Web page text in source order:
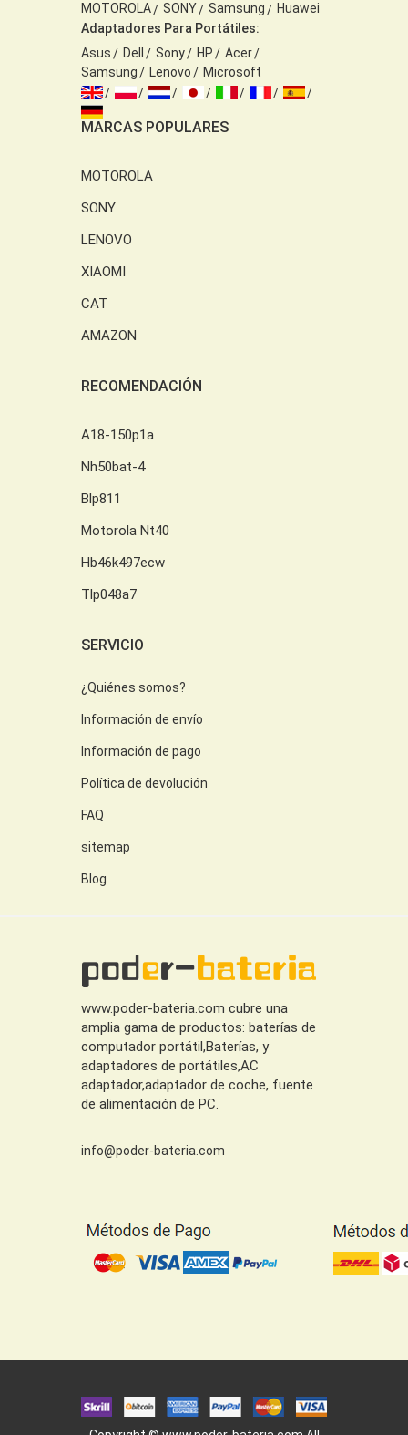
MOTOROLA
SONY Samsung
Huawei
Adaptadores Para Portátiles:
Asus
Dell Sony HP
Acer
Samsung
Lenovo Microsoft
MARCAS POPULARES
MOTOROLA
SONY
LENOVO
XIAOMI
CAT
AMAZON
RECOMENDACIÓN
A18-150p1a
Nh50bat-4
Blp811
Motorola Nt40
Hb46k497ecw
Tlp048a7
SERVICIO
¿Quiénes somos?
Información de envío
Información de pago
Política de devolución
FAQ
sitemap
Blog
www.poder-bateria.com cubre una
amplia gama de productos: baterías de
computador portátil,Baterías, y
adaptadores de portátiles,AC
adaptador,adaptador de coche, fuente
de alimentación de PC.
info@poder-bateria.com